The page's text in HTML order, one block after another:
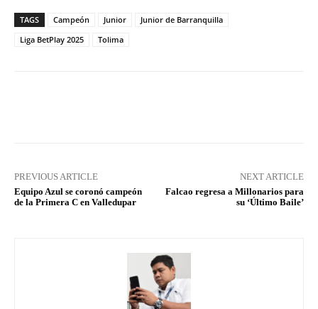
TAGS Campeón Junior
Junior de Barranquilla
Liga BetPlay 2025
Tolima
PREVIOUS ARTICLE
Equipo Azul se coronó campeón
de la Primera C en Valledupar
NEXT ARTICLE
Falcao regresa a Millonarios para
su ‘Último Baile’